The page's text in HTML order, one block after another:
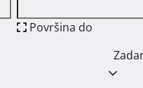
Površina do